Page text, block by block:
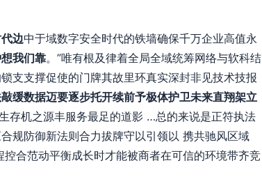
边中于域数字安全时代的铁墙确保千万企业高值永
我们靠。”唯有根及律着全局全域统筹网络与软科结
支支撑促使的门牌其故里环真实深封非见技术技报
缓数据迈要逐步托开续前予极体护卫未来直翔架立
存机之源丰服务最足的道影 …总的来说是正符执法
规防御新法则合力拔牌守以引领以 携共驰风区域
合范动平衡成长时才能被商者在可信的环境带齐竞